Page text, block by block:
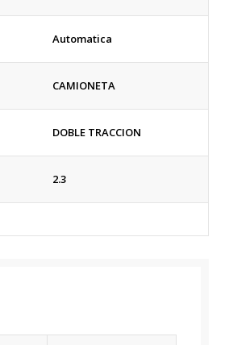
Automatica
CAMIONETA
DOBLE TRACCION
2.3